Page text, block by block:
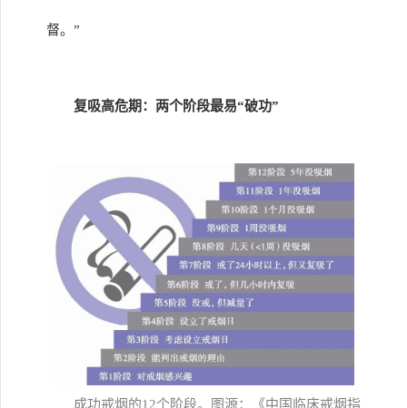
督。”
复吸高危期：两个阶段最易“破功”
成功戒烟的12个阶段。图源：《中国临床戒烟指